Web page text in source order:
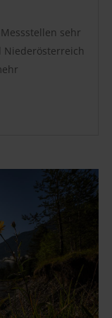
sehr
Niederösterreich